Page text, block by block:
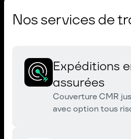
Nos services de
Expéditions
assurées
Couverture CMR
avec option tous